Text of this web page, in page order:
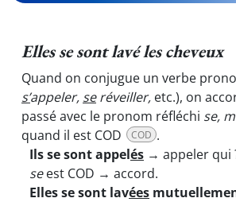
Elles se sont lavé les cheveux
Quand on conjugue un verbe
s’appeler, seréveiller, etc.), on
passé avec le pronom réfléchi se,
quand il est COD
COD .
Ils se sont appelés → appeler qui
seest COD → accord.
Elles se sont lavées